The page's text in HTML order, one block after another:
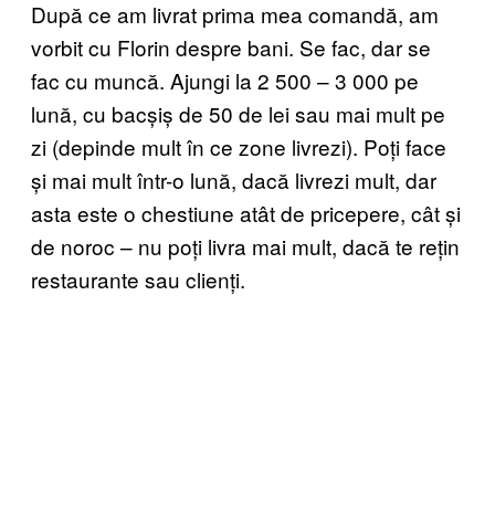
După ce am livrat prima mea comandă, am
vorbit cu Florin despre bani. Se fac, dar se
fac cu muncă. Ajungi la 2 500 – 3 000 pe
lună, cu bacșiș de 50 de lei sau mai mult pe
zi (depinde mult în ce zone livrezi). Poți face
și mai mult într-o lună, dacă livrezi mult, dar
asta este o chestiune atât de pricepere, cât și
de noroc – nu poți livra mai mult, dacă te rețin
restaurante sau clienți.